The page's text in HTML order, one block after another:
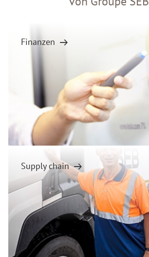
Finanzen
Supply chain